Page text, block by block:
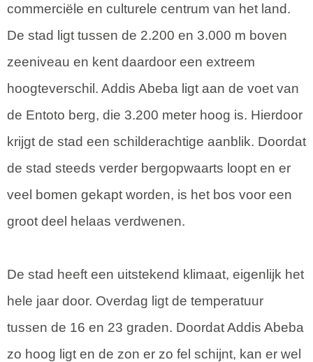
commerciële en culturele centrum van het land.
De stad ligt tussen de 2.200 en 3.000 m boven
zeeniveau en kent daardoor een extreem
hoogteverschil. Addis Abeba ligt aan de voet van
de Entoto berg, die 3.200 meter hoog is. Hierdoor
krijgt de stad een schilderachtige aanblik. Doordat
de stad steeds verder bergopwaarts loopt en er
veel bomen gekapt worden, is het bos voor een
groot deel helaas verdwenen.
De stad heeft een uitstekend klimaat, eigenlijk het
hele jaar door. Overdag ligt de temperatuur
tussen de 16 en 23 graden. Doordat Addis Abeba
zo hoog ligt en de zon er zo fel schijnt, kan er wel